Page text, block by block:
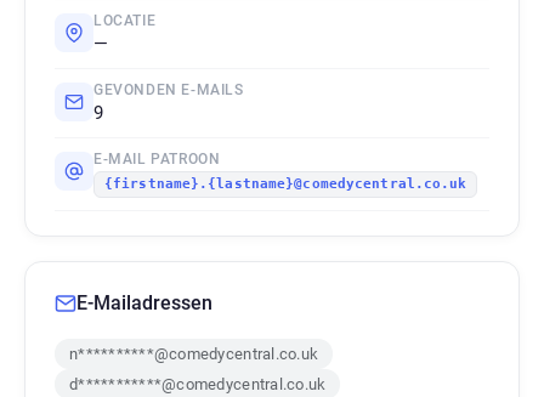
LOCATIE
—
GEVONDEN E-MAILS
9
E-MAIL PATROON
{firstname}.{lastname}@comedycentral.co.uk
E-Mailadressen
n**********@comedycentral.co.uk
d***********@comedycentral.co.uk